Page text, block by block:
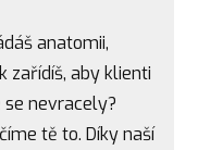
anatomii,
zařídíš, aby klienti
se nevracely?
tě to. Díky naší